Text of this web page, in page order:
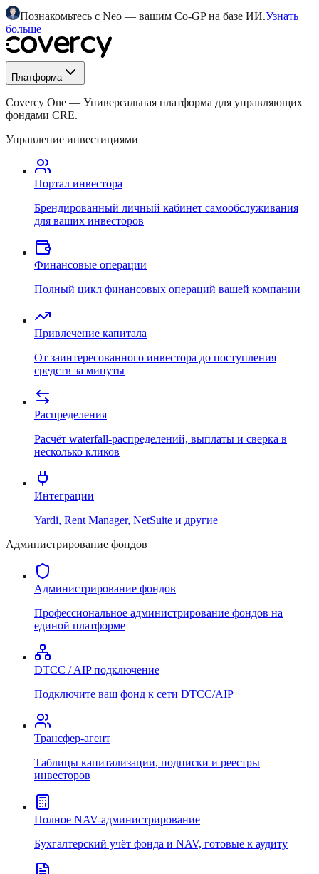
Познакомьтесь с Neo — вашим Co-GP на базе ИИ.Узнать
больше
Платформа
Covercy One — Универсальная платформа для управляющих
фондами CRE.
Управление инвестициями
Портал инвестора
Брендированный личный кабинет самообслуживания
для ваших инвесторов
Финансовые операции
Полный цикл финансовых операций вашей компании
Привлечение капитала
От заинтересованного инвестора до поступления
средств за минуты
Распределения
Расчёт waterfall-распределений, выплаты и сверка в
несколько кликов
Интеграции
Yardi, Rent Manager, NetSuite и другие
Администрирование фондов
Администрирование фондов
Профессиональное администрирование фондов на
единой платформе
DTCC / AIP подключение
Подключите ваш фонд к сети DTCC/AIP
Трансфер-агент
Таблицы капитализации, подписки и реестры
инвесторов
Полное NAV-администрирование
Бухгалтерский учёт фонда и NAV, готовые к аудиту